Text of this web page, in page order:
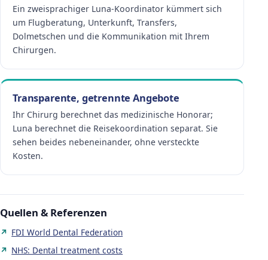
Ein zweisprachiger Luna-Koordinator kümmert sich
um Flugberatung, Unterkunft, Transfers,
Dolmetschen und die Kommunikation mit Ihrem
Chirurgen.
Transparente, getrennte Angebote
Ihr Chirurg berechnet das medizinische Honorar;
Luna berechnet die Reisekoordination separat. Sie
sehen beides nebeneinander, ohne versteckte
Kosten.
Quellen & Referenzen
FDI World Dental Federation
NHS: Dental treatment costs